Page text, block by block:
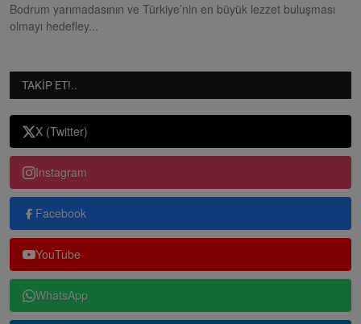
Bodrum yarımadasının ve Türkiye’nin en büyük lezzet buluşması
olmayı hedefley...
TAKIP ET!..
X (Twitter)
Instagram
Facebook
YouTube
WhatsApp